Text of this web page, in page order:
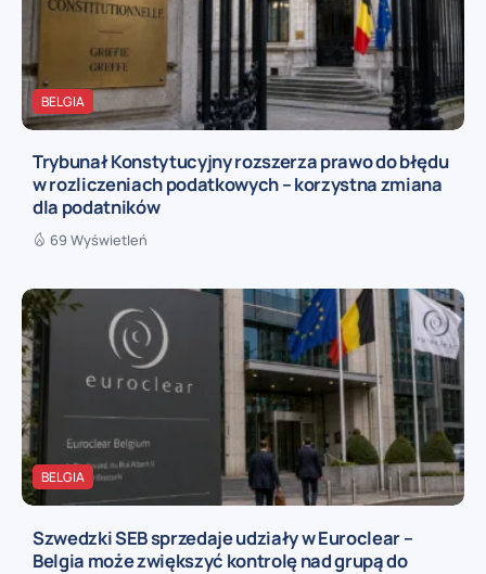
BELGIA
Trybunał Konstytucyjny rozszerza prawo do błędu
w rozliczeniach podatkowych – korzystna zmiana
dla podatników
69 Wyświetleń
BELGIA
Szwedzki SEB sprzedaje udziały w Euroclear –
Belgia może zwiększyć kontrolę nad grupą do